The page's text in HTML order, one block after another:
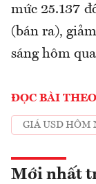
mức 25.137
(bán ra),
sáng hôm
ĐỌC BÀI
GIÁ USD HÔM
Mới nhất